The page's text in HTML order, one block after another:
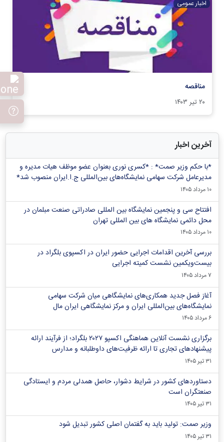
اخبار عمومی
مناقصه
۲۰ تیر ۱۴۰۳
آخرین اخبار
*با حکم وزیر صمت* : *کسری نوری بعنوان عضو موظف هیات مدیره و
مدیرعامل شرکت سهامی نمایشگاه‌های بین‌المللی ج.ا.ایران منصوب شد*
۱۰ مرداد ۱۴۰۵
افتتاح سی و پنجمین نمایشگاه بین المللی صادراتی صنعت مبلمان در
محل دائمی نمایشگاه های بین المللی تهران
۱۰ مرداد ۱۴۰۵
بررسی آخرین اقدامات اجرایی حضور ایران در اکسپوی بلگراد در
بیست‌ویکمین نشست کمیته اجرایی
۷ مرداد ۱۴۰۵
آغاز فصل جدید همکاری‌های نمایشگاهی میان شرکت سهامی
نمایشگاه‌های بین‌المللی ایران و مرکز نمایشگاهی ایران‌ مال
۶ مرداد ۱۴۰۵
برگزاری نشست آنلاین هماهنگی اکسپو ۲۰۲۷ بلگراد؛ از فرآیند ارائه
پیشنهادهای تجاری تا ارائه ظرفیت‌های داوطلبانه و مدارس
۳۱ تیر ۱۴۰۵
دستاوردهای کشور در شرایط دشوار، حاصل همدلی مردم و ایستادگی
صنعتگران است
۳۱ تیر ۱۴۰۵
وزیر صمت: تولید باید به گفتمان اصلی کشور تبدیل شود
۳۱ تیر ۱۴۰۵